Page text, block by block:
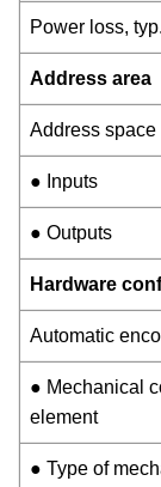
Power loss, typ.
Address area
Address
● Inputs
● Outputs
Hardware
Automatic
● Mechanical
element
● Type of